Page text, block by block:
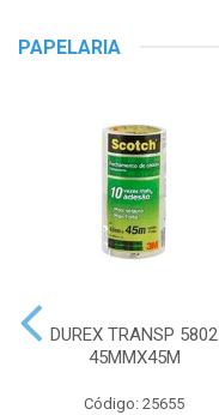
PAPELARIA
DUREX TRANSP 5802
45MMX45M
Código: 25655